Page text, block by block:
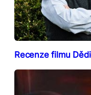
Recenze filmu